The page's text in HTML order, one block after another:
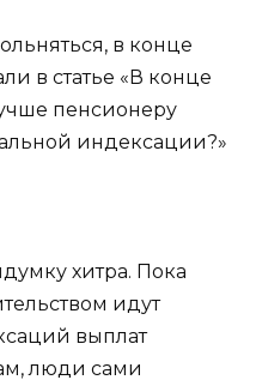
в конце
в статье «В конце
пенсионеру
индексации?»
хитра. Пока
идут
выплат
люди сами